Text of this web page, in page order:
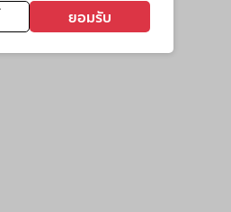
ยอมรับ